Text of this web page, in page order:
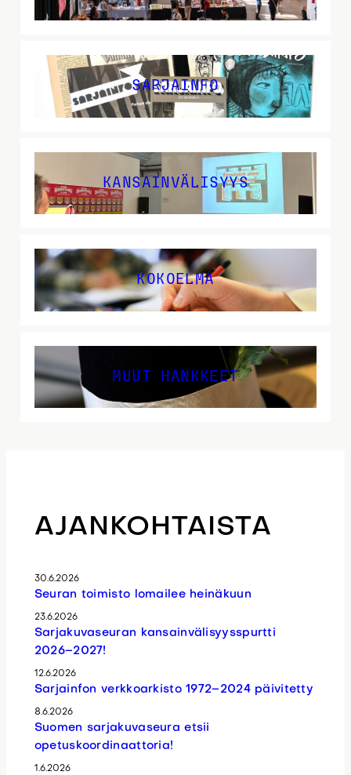
SARJAINFO
KANSAINVÄLISYYS
KOKOELMA
MUUT HANKKEET
AJANKOHTAISTA
30.6.2026
Seuran toimisto lomailee heinäkuun
23.6.2026
Sarjakuvaseuran kansainvälisyysspurtti
2026–2027!
12.6.2026
Sarjainfon verkkoarkisto 1972–2024 päivitetty
8.6.2026
Suomen sarjakuvaseura etsii
opetuskoordinaattoria!
1.6.2026